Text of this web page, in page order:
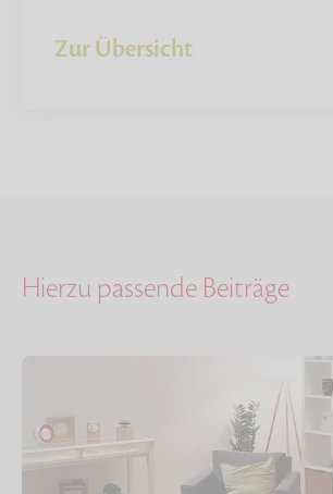
Zur Übersicht
Hierzu passende Beiträge